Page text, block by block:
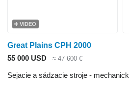
VIDEO
Great Plains CPH 2000
55 000 USD
≈ 47 600 €
Sejacie a sádzacie stroje -